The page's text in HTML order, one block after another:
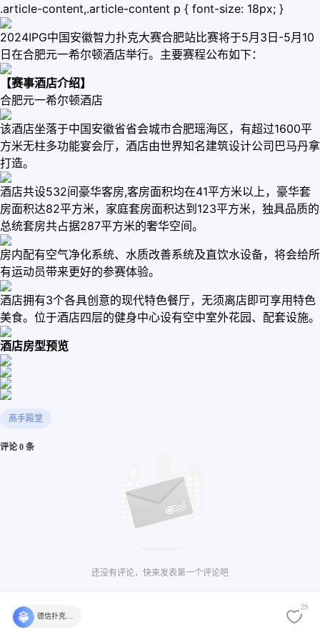
.article-content,.article-content p { font-size: 18px; }
2024IPG中国安徽智力扑克大赛合肥站比赛将于5月3日-5月10
日在合肥元一希尔顿酒店举行。主要赛程公布如下：
【赛事酒店介绍】
合肥元一希尔顿酒店
该酒店坐落于中国安徽省省会城市合肥瑶海区，有超过1600平
方米无柱多功能宴会厅，酒店由世界知名建筑设计公司巴马丹拿
打造。
酒店共设532间豪华客房,客房面积均在41平方米以上，豪华套
房面积达82平方米，家庭套房面积达到123平方米，独具品质的
总统套房共占据287平方米的奢华空间。
房内配有空气净化系统、水质改善系统及直饮水设备，将会给所
有运动员带来更好的参赛体验。
酒店拥有3个各具创意的现代特色餐厅，无须离店即可享用特色
美食。位于酒店四层的健身中心设有空中室外花园、配套设施。
酒店房型预览
高手殿堂
评论 0 条
还没有评论，快来发表第一个评论吧
29